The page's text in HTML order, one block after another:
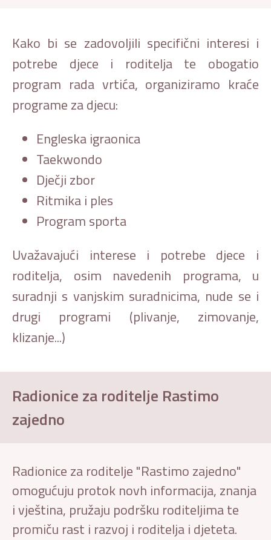
Kako bi se zadovoljili specifični interesi i
potrebe djece i roditelja te obogatio
program rada vrtića, organiziramo kraće
programe za djecu:
Engleska igraonica
Taekwondo
Dječji zbor
Ritmika i ples
Program sporta
Uvažavajući interese i potrebe djece i
roditelja, osim navedenih programa, u
suradnji s vanjskim suradnicima, nude se i
drugi programi (plivanje, zimovanje,
klizanje...)
Radionice za roditelje Rastimo
zajedno
Radionice za roditelje "Rastimo zajedno"
omogućuju protok novh informacija, znanja
i vještina, pružaju podršku roditeljima te
promiču rast i razvoj i roditelja i djeteta.